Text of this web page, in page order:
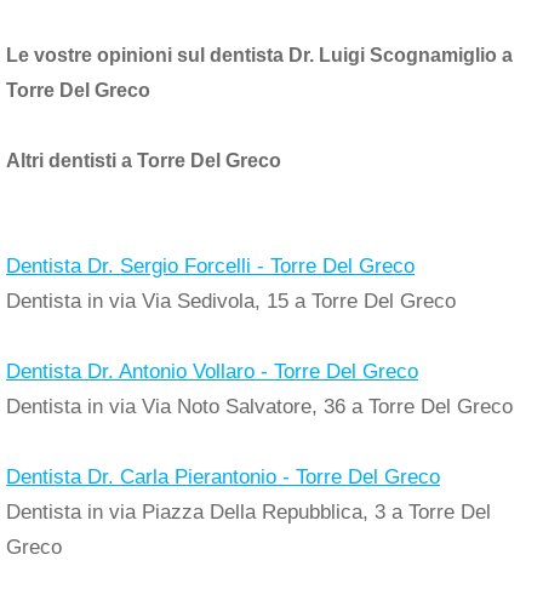
Le vostre opinioni sul dentista Dr. Luigi Scognamiglio a
Torre Del Greco
Altri dentisti a Torre Del Greco
Dentista Dr. Sergio Forcelli - Torre Del Greco
Dentista in via Via Sedivola, 15 a Torre Del Greco
Dentista Dr. Antonio Vollaro - Torre Del Greco
Dentista in via Via Noto Salvatore, 36 a Torre Del Greco
Dentista Dr. Carla Pierantonio - Torre Del Greco
Dentista in via Piazza Della Repubblica, 3 a Torre Del
Greco